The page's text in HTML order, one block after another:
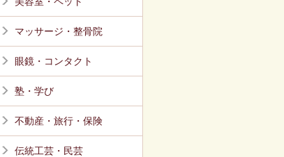
マッサージ・整骨院
眼鏡・コンタクト
塾・学び
不動産・旅行・保険
伝統工芸・民芸